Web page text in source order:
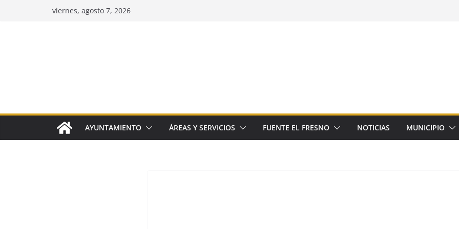
viernes, agosto 7, 2026
AYUNTAMIENTO ÁREAS Y SERVICIOS FUENTE EL FRESNO NOTICIAS MUNICIPIO